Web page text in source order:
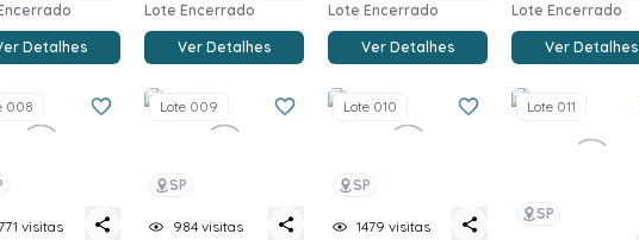
Detalhes
Lote Encerrado
Ver Detalhes
Lote Encerrado
Ver Detalhes
Lote Encerrado
Ver Detalhes
008
visitas
SP
Lote 009
984 visitas
SP
Lote 010
1479 visitas
SP
Lote 011